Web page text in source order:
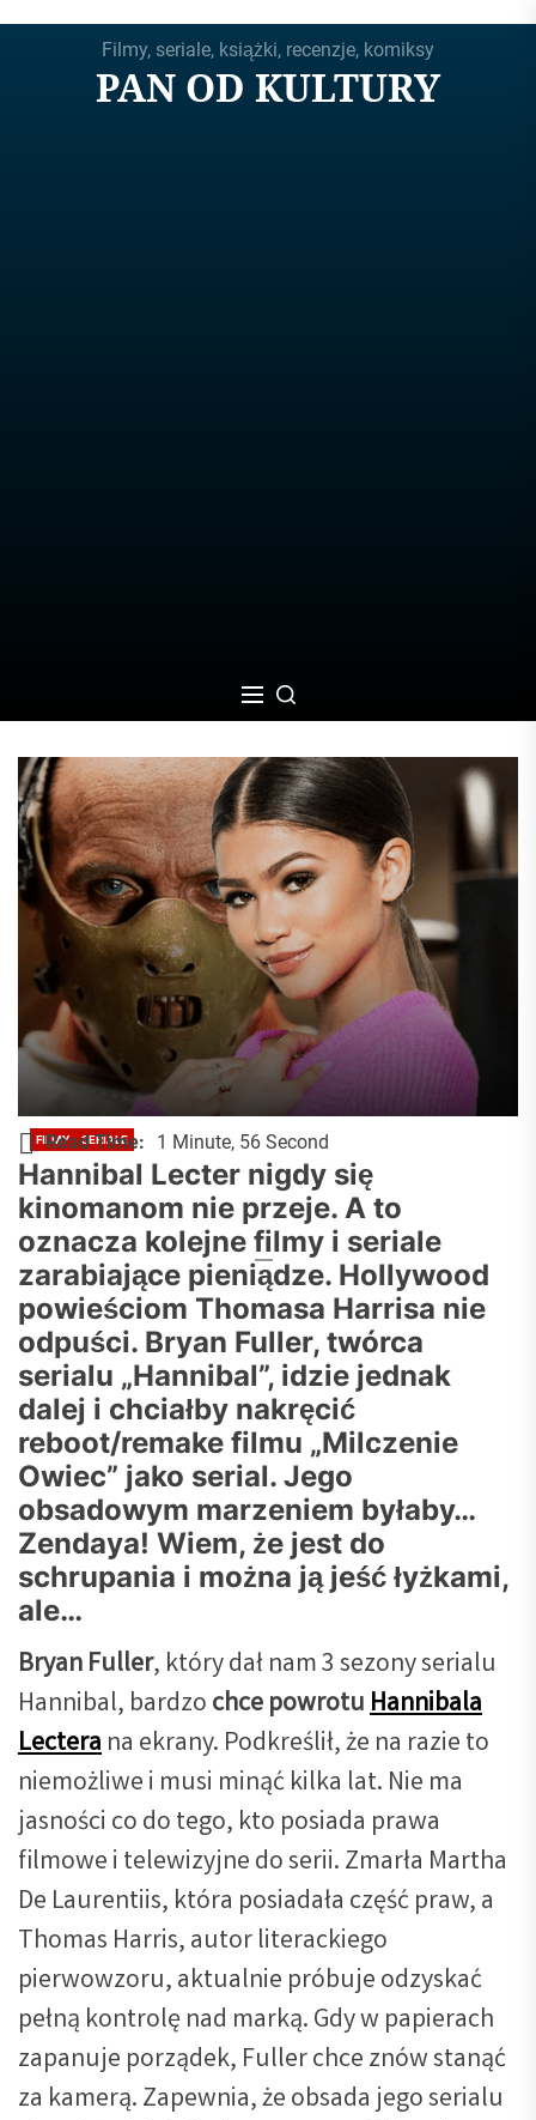
Filmy, seriale, książki, recenzje, komiksy
PAN OD KULTURY
FILMY SERIALE
Chce nakręcić nowe Milczenie
Owiec. Zendaya w roli głównej?
Pan Od Kultury - Wojciech Kozicki 2025-09-14
Read Time: 1 Minute, 56 Second
Hannibal Lecter nigdy się
kinomanom nie przeje. A to
oznacza kolejne filmy i seriale
zarabiające pieniądze. Hollywood
powieściom Thomasa Harrisa nie
odpuści. Bryan Fuller, twórca
serialu „Hannibal”, idzie jednak
dalej i chciałby nakręcić
reboot/remake filmu „Milczenie
Owiec” jako serial. Jego
obsadowym marzeniem byłaby…
Zendaya! Wiem, że jest do
schrupania i można ją jeść łyżkami,
ale…
Bryan Fuller, który dał nam 3 sezony serialu
Hannibal, bardzochce powrotuHannibala
Lecterana ekrany. Podkreślił, że na razie to
niemożliwe i musi minąć kilka lat. Nie ma
jasności co do tego, kto posiada prawa
filmowe i telewizyjne do serii. Zmarła Martha
De Laurentiis, która posiadała część praw, a
Thomas Harris, autor literackiego
pierwowzoru, aktualnie próbuje odzyskać
pełną kontrolę nad marką. Gdy w papierach
zapanuje porządek, Fuller chce znów stanąć
za kamerą. Zapewnia, że obsada jego serialu